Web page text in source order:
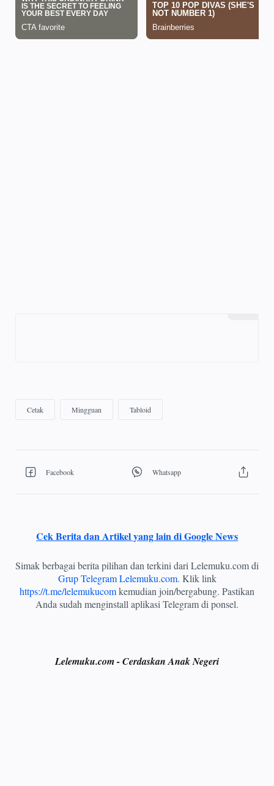
Cek Berita dan Artikel yang lain di Google News
Simak berbagai berita pilihan dan terkini dari Lelemuku.com di
Grup Telegram Lelemuku.com. Klik link
https://t.me/lelemukucomkemudian join/bergabung. Pastikan
Anda sudah menginstall aplikasi Telegram di ponsel.
Lelemuku.com - Cerdaskan Anak Negeri